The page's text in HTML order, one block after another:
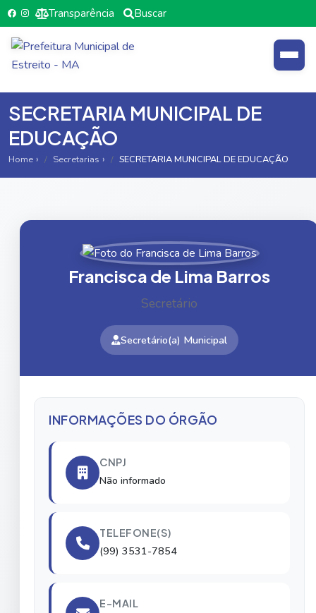
Transparência Buscar
SECRETARIA MUNICIPAL DE
EDUCAÇÃO
Home Secretarias SECRETARIA MUNICIPAL DE EDUCAÇÃO
Francisca de Lima Barros
Secretário
Secretário(a) Municipal
INFORMAÇÕES DO ÓRGÃO
CNPJ
Não informado
TELEFONE(S)
(99) 3531-7854
E-MAIL